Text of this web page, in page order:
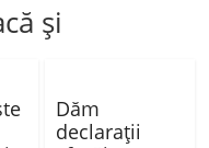
și
Dăm
declarații